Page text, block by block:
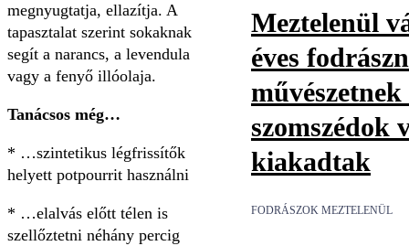
megnyugtatja, ellazítja. A
tapasztalat szerint sokaknak
segít a narancs, a levendula
vagy a fenyő illóolaja.
Tanácsos még…
* …szintetikus légfrissítők
helyett potpourrit használni
* …elalvás előtt télen is
szellőztetni néhány percig
Meztelenül
éves
szomszédok
kiakadtak
FODRÁSZOK MEZTELENÜL